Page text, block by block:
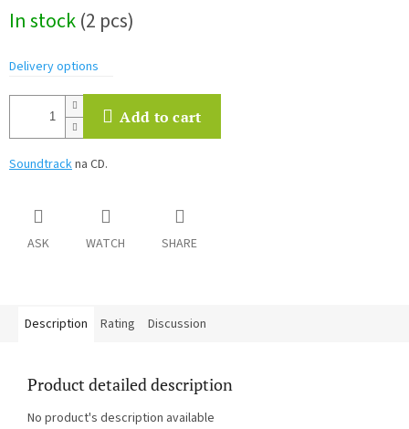
price:
In stock(2 pcs)
Delivery options
Add to cart
Soundtrackna CD.
ASK WATCH SHARE
Description Rating Discussion
Product detailed description
No product's description available